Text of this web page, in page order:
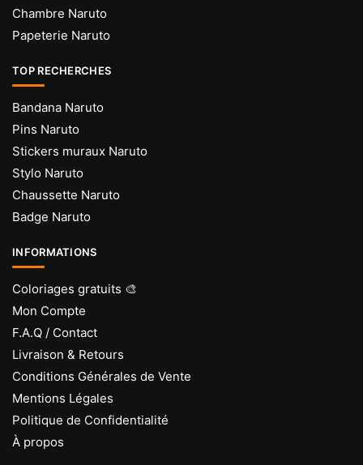
Chambre Naruto
Papeterie Naruto
TOP RECHERCHES
Bandana Naruto
Pins Naruto
Stickers muraux Naruto
Stylo Naruto
Chaussette Naruto
Badge Naruto
INFORMATIONS
Coloriages gratuits 🎨
Mon Compte
F.A.Q / Contact
Livraison & Retours
Conditions Générales de Vente
Mentions Légales
Politique de Confidentialité
À propos